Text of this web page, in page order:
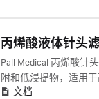
丙烯酸液体针头
Pall Medical 丙烯酸针
附和低浸提物，适用
种过滤器和孔径以供选
文档